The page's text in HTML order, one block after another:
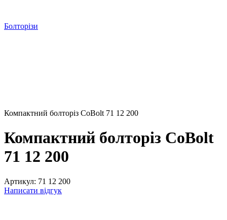
Болторізи
Компактний болторіз CoBolt 71 12 200
Компактний болторіз CoBolt
71 12 200
Артикул: 71 12 200
Написати відгук